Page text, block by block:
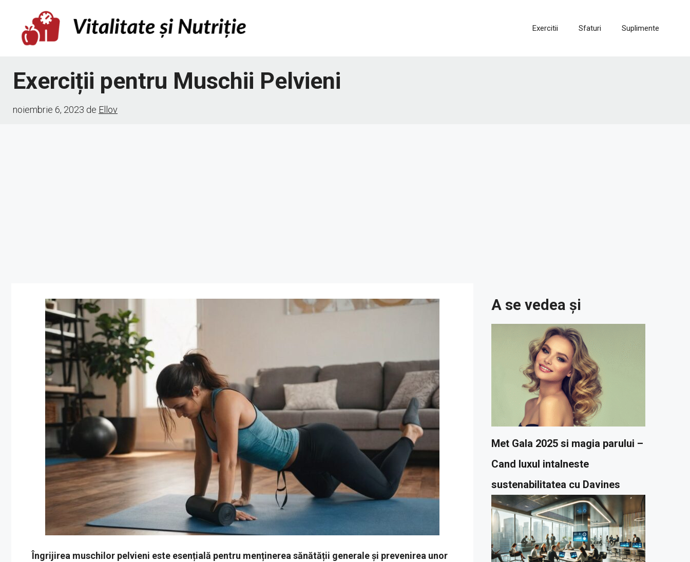
conținut
Exercitii Sfaturi Suplimente
Exerciții pentru Muschii Pelvieni
noiembrie 6, 2023 de Ellov
Îngrijirea muschilor pelvieni este esențială pentru menținerea sănătății generale și prevenirea unor
A se vedea și
Met Gala 2025 si magia parului –
Cand luxul intalneste
sustenabilitatea cu Davines